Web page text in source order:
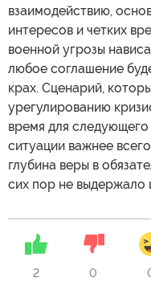
взаимодействию,
интересов и четких
военной угрозы
любое соглашение
крах. Сценарий,
урегулированию
время для
ситуации важнее
глубина веры в
сих пор не выдержало
2 0